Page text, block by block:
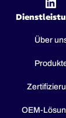
Über
OEM-